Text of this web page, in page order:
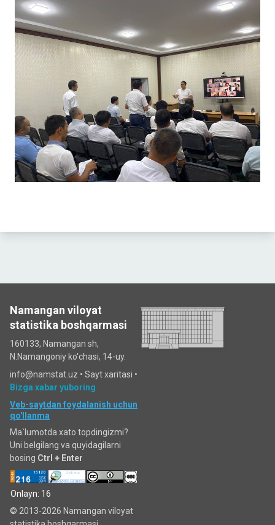
Namangan viloyat
statistika boshqarmasi
160133, Namangan sh,
N.Namangoniy ko'chasi, 14-uy.
info@namstat.uz • Sayt xaritasi •
Bizga xabar yuboring
Veb-saytdan foydalanish uchun
qo'llanma
Ma`lumotda xato topdingizmi?
Uni belgilang va quyidagilarni
bosing Ctrl + Enter
Onlayn: 16
© 2013-2026 Namangan viloyat